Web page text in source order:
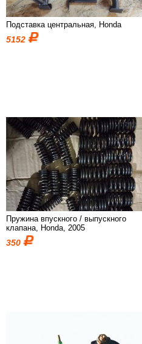
Подставка центральная, Honda
5152
Пружина впускного / выпускного
клапана, Honda, 2005
350